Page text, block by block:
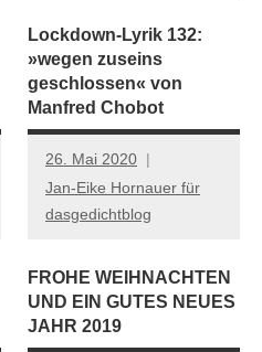
Lockdown-Lyrik 132:
»wegen zuseins
geschlossen« von
Manfred Chobot
26. Mai 2020
Jan-Eike Hornauer für
dasgedichtblog
FROHE WEIHNACHTEN
UND EIN GUTES NEUES
JAHR 2019